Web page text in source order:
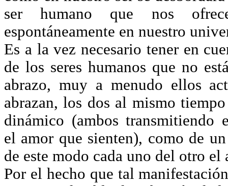
ser humano que nos
espontáneamente en nuestro
Es a la vez necesario tener en
de los seres humanos que no
abrazo, muy a menudo ellos
abrazan, los dos al mismo
dinámico (ambos transmitiendo
el amor que sienten), como de
de este modo cada uno del otro el
Por el hecho que tal